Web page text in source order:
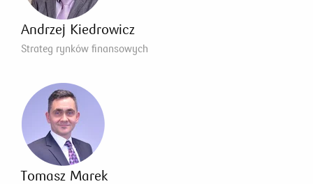
Andrzej Kiedrowicz
Strateg rynków finansowych
Tomasz Marek